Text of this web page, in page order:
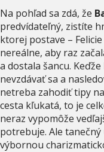
Na pohľad sa zdá, že
predvídateľný, zistíte
ktorej postave –
nereálne, aby raz
a dostala šancu.
nevzdávať sa a
netreba zahodiť tipy
cesta kľukatá, to je
neraz vypomôže
potrebuje. Ale
výbornou